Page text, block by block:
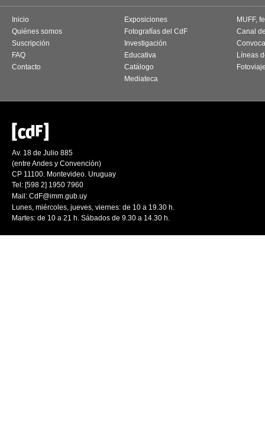
Inicio
Quiénes somos
Suscripción
FAQ
Contacto
Exposiciones
Fotografías del CdF
Investigación
Educativa
Catálogo
Mediateca
MUFF,
Canal
Líneas
Av. 18 de Julio 885
(entre Andes y Convención)
CP 11100. Montevideo. Uruguay
Tel: [598 2] 1950 7960
Mail: CdF@imm.gub.uy
Lunes, miércoles, jueves, viernes: de 10 a 19.30 h.
Martes: de 10 a 21 h. Sábados de 9.30 a 14.30 h.